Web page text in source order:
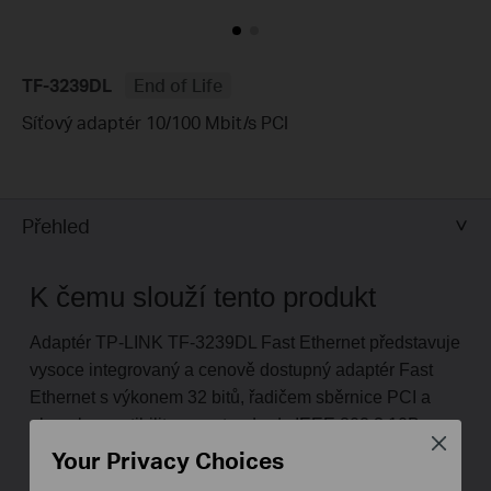
TF-3239DL
End of Life
Síťový adaptér 10/100 Mbit/s PCI
Přehled
K čemu slouží tento produkt
Adaptér TP-LINK TF-3239DL Fast Ethernet představuje
vysoce integrovaný a cenově dostupný adaptér Fast
Ethernet s výkonem 32 bitů, řadičem sběrnice PCI a
plnou kompatibilitou se standardy IEEE 802.3 10Base-
T, IEEE 802.3u 100Base-TX a plně duplexním řízením
Your Privacy Choices
Close